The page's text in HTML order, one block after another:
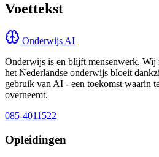
Voettekst
Onderwijs AI
Onderwijs is en blijft mensenwerk. Wij
het Nederlandse onderwijs bloeit
gebruik van AI - een toekomst waarin
overneemt.
085-4011522
Opleidingen